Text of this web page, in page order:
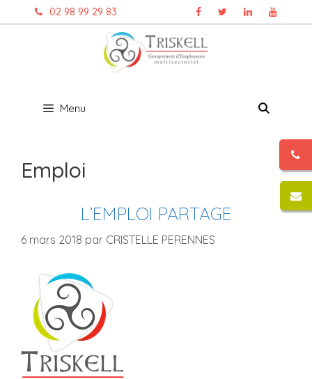
au
02 98 99 29 83
Menu
Emploi
L’EMPLOI PARTAGE
6 mars 2018 par CRISTELLE PERENNES